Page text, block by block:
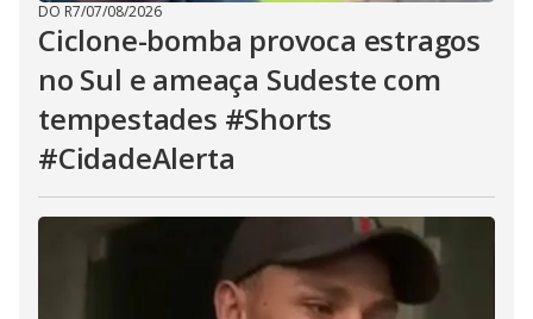
DO R7/07/08/2026
Ciclone-bomba provoca estragos
no Sul e ameaça Sudeste com
tempestades #Shorts
#CidadeAlerta